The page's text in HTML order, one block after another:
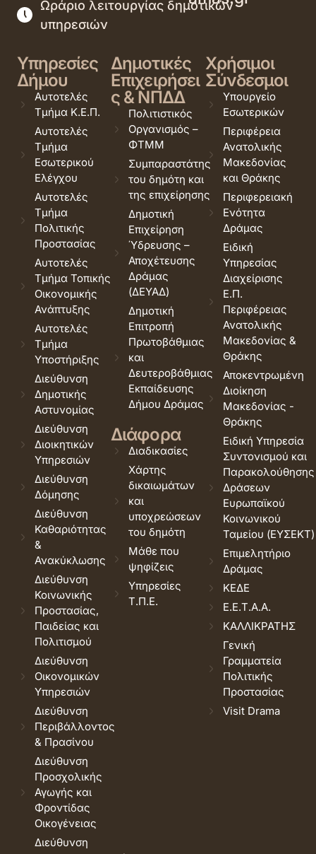
Ωράριο λειτουργίας δημοτικών
υπηρεσιών
Υπηρεσίες
Δήμου
Αυτοτελές
Τμήμα Κ.Ε.Π.
Αυτοτελές
Τμήμα
Εσωτερικού
Ελέγχου
Αυτοτελές
Τμήμα
Πολιτικής
Προστασίας
Αυτοτελές
Τμήμα Τοπικής
Οικονομικής
Ανάπτυξης
Αυτοτελές
Τμήμα
Υποστήριξης
Διεύθυνση
Δημοτικής
Αστυνομίας
Διεύθυνση
Διοικητικών
Υπηρεσιών
Διεύθυνση
Δόμησης
Διεύθυνση
Καθαριότητας
&
Ανακύκλωσης
Διεύθυνση
Κοινωνικής
Προστασίας,
Παιδείας και
Πολιτισμού
Διεύθυνση
Οικονομικών
Υπηρεσιών
Διεύθυνση
Περιβάλλοντος
& Πρασίνου
Διεύθυνση
Προσχολικής
Αγωγής και
Φροντίδας
Οικογένειας
Διεύθυνση
Δημοτικές
Επιχειρήσει
ς & ΝΠΔΔ
Πολιτιστικός
Οργανισμός –
ΦΤΜΜ
Συμπαραστάτης
του δημότη και
της επιχείρησης
Δημοτική
Επιχείρηση
Ύδρευσης –
Αποχέτευσης
Δράμας
(ΔΕΥΑΔ)
Δημοτική
Επιτροπή
Πρωτοβάθμιας
και
Δευτεροβάθμιας
Εκπαίδευσης
Δήμου Δράμας
Διάφορα
Διαδικασίες
Χάρτης
δικαιωμάτων
και
υποχρεώσεων
του δημότη
Μάθε που
ψηφίζεις
Υπηρεσίες
Τ.Π.Ε.
Χρήσιμοι
Σύνδεσμοι
Υπουργείο
Εσωτερικών
Περιφέρεια
Ανατολικής
Μακεδονίας
και Θράκης
Περιφερειακή
Ενότητα
Δράμας
Ειδική
Υπηρεσίας
Διαχείρισης
Ε.Π.
Περιφέρειας
Ανατολικής
Μακεδονίας &
Θράκης
Αποκεντρωμένη
Διοίκηση
Μακεδονίας -
Θράκης
Ειδική Υπηρεσία
Συντονισμού και
Παρακολούθησης
Δράσεων
Ευρωπαϊκού
Κοινωνικού
Ταμείου (ΕΥΣΕΚΤ)
Επιμελητήριο
Δράμας
ΚΕΔΕ
Ε.Ε.Τ.Α.Α.
ΚΑΛΛΙΚΡΑΤΗΣ
Γενική
Γραμματεία
Πολιτικής
Προστασίας
Visit Drama